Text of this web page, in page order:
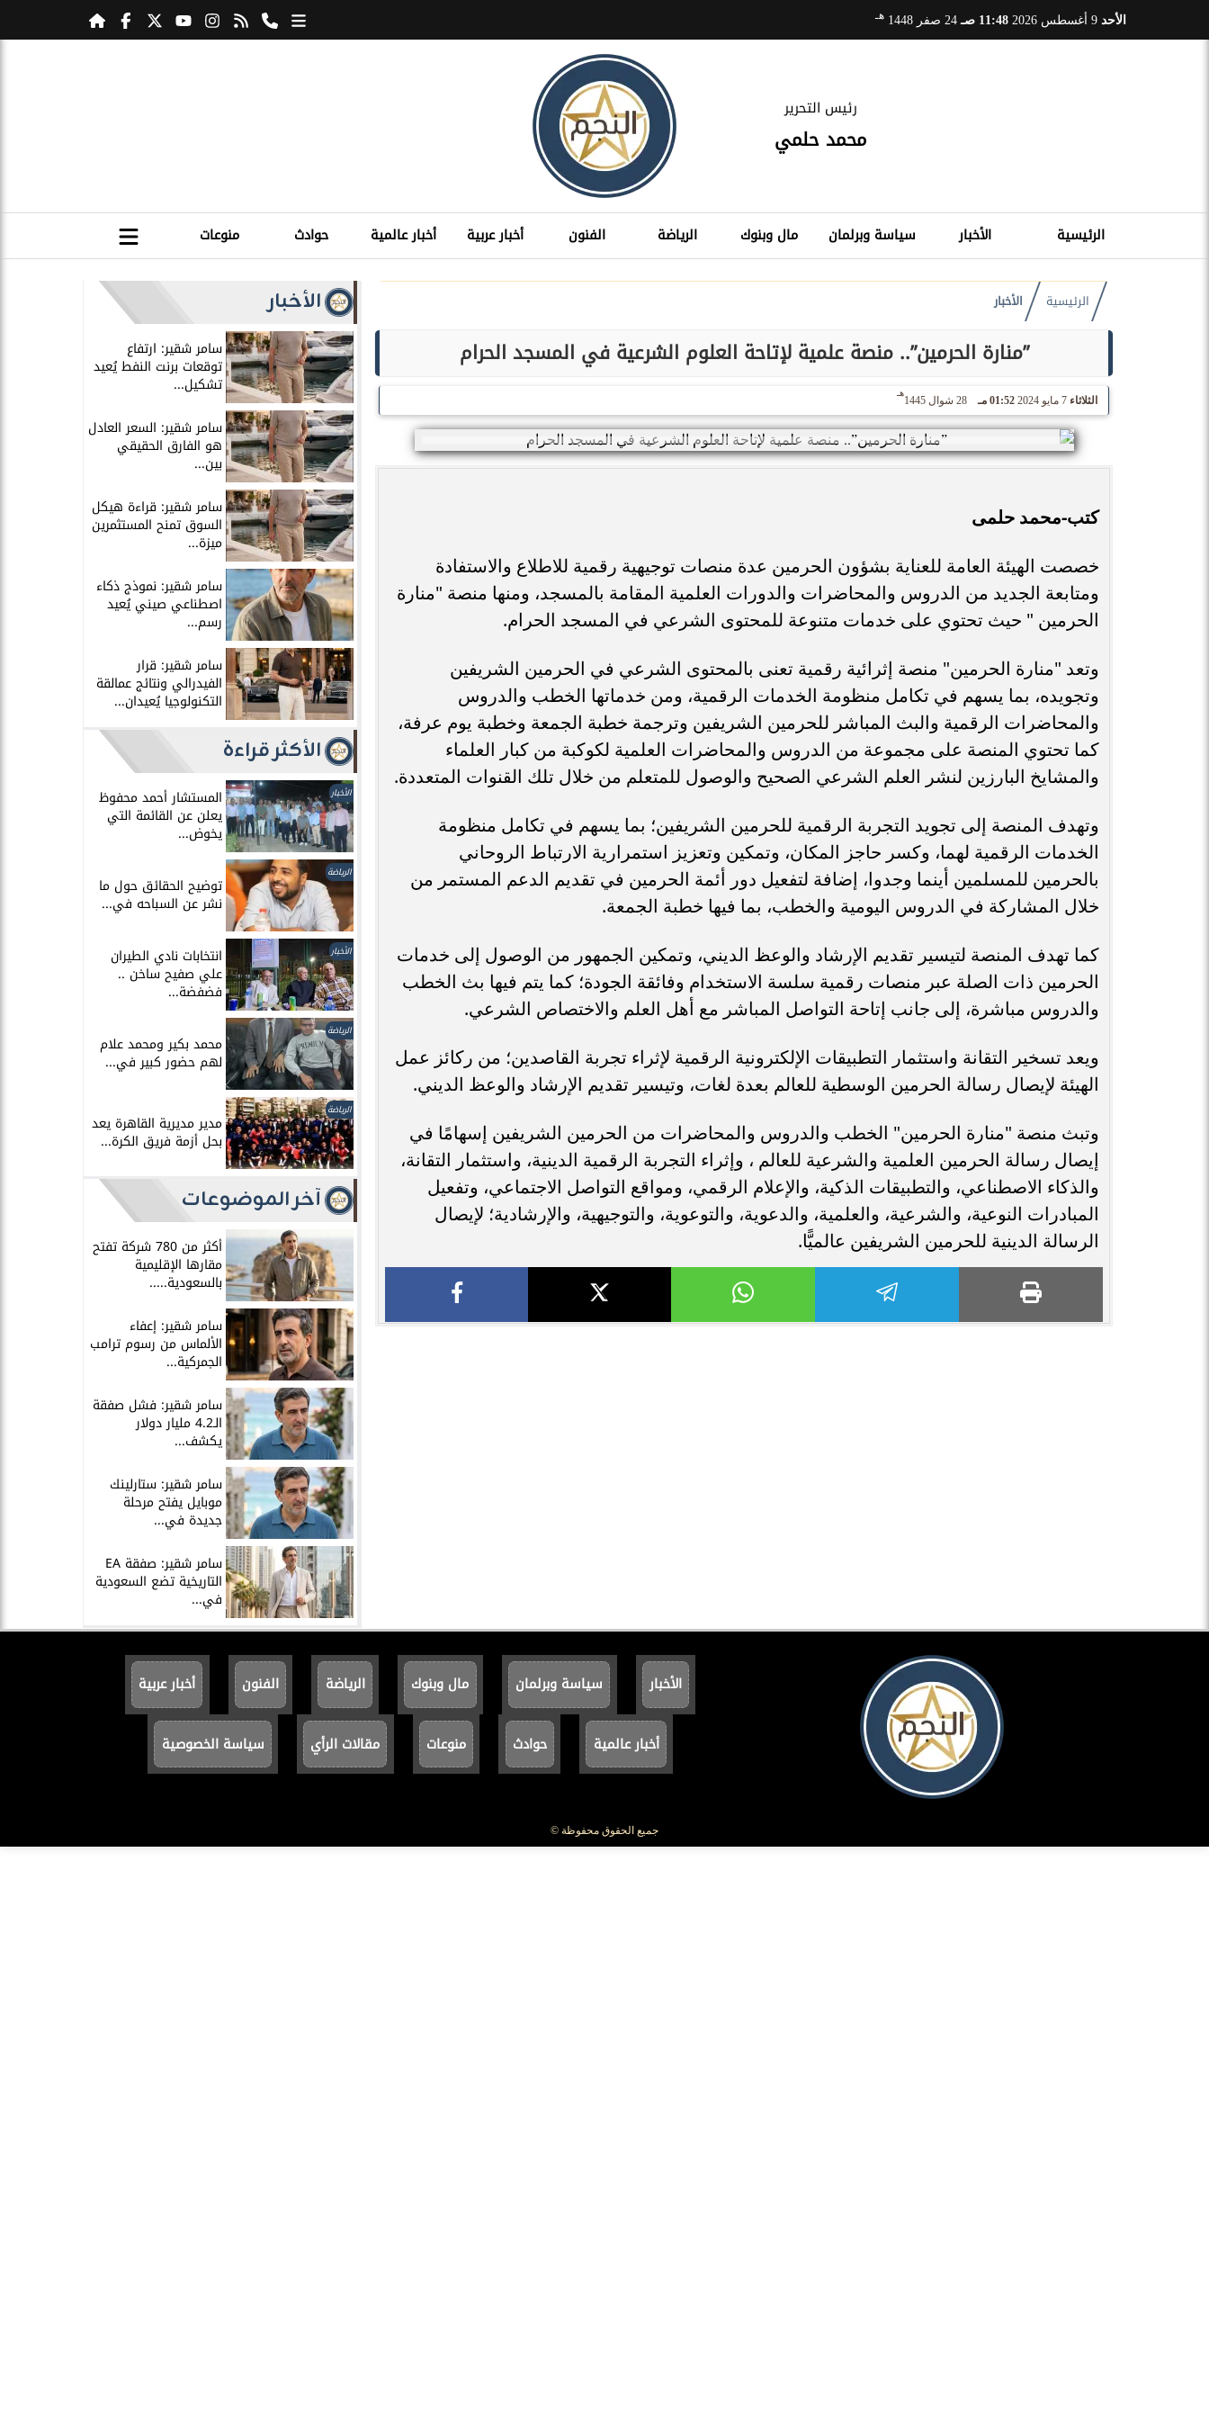
الأحد 11:48 صـ 24 صفر 1448 هـ
رئيس التحرير
محمد حلمي
الرئيسية الأخبار سياسة وبرلمان مال وبنوك الرياضة الفنون أخبار عربية أخبار عالمية حوادث منوعات
الرئيسية الأخبار
”منارة الحرمين”.. منصة علمية لإتاحة العلوم الشرعية في المسجد الحرام
الثلاثاء 7 مايو 2024 01:52 مـ 28 شوال 1445
هـ
كتب-محمد حلمى
خصصت الهيئة العامة للعناية بشؤون الحرمين عدة منصات توجيهية رقمية للاطلاع والاستفادة
ومتابعة الجديد من الدروس والمحاضرات والدورات العلمية المقامة بالمسجد، ومنها منصة "‫منارة
الحرمين " حيث تحتوي على خدمات متنوعة للمحتوى الشرعي في ‫المسجد الحرام.
وتعد "منارة الحرمين" منصة إثرائية رقمية تعنى بالمحتوى الشرعي في الحرمين الشريفين
وتجويده، بما يسهم في تكامل منظومة الخدمات الرقمية، ومن خدماتها الخطب والدروس
والمحاضرات الرقمية والبث المباشر للحرمين الشريفين وترجمة خطبة الجمعة وخطبة يوم عرفة،
كما تحتوي المنصة على مجموعة من الدروس والمحاضرات العلمية لكوكبة من كبار العلماء
والمشايخ البارزين لنشر العلم الشرعي الصحيح والوصول للمتعلم من خلال تلك القنوات المتعددة.
وتهدف المنصة إلى تجويد التجربة الرقمية للحرمين الشريفين؛ بما يسهم في تكامل منظومة
الخدمات الرقمية لهما، وكسر حاجز المكان، وتمكين وتعزيز استمرارية الارتباط الروحاني
بالحرمين للمسلمين أينما وجدوا، إضافة لتفعيل دور أئمة الحرمين في تقديم الدعم المستمر من
خلال المشاركة في الدروس اليومية والخطب، بما فيها خطبة الجمعة.
كما تهدف المنصة لتيسير تقديم الإرشاد والوعظ الديني، وتمكين الجمهور من الوصول إلى خدمات
الحرمين ذات الصلة عبر منصات رقمية سلسة الاستخدام وفائقة الجودة؛ كما يتم فيها بث الخطب
والدروس مباشرة، إلى جانب إتاحة التواصل المباشر مع أهل العلم والاختصاص الشرعي.
ويعد تسخير التقانة واستثمار التطبيقات الإلكترونية الرقمية لإثراء تجربة القاصدين؛ من ركائز عمل
الهيئة لإيصال رسالة الحرمين الوسطية للعالم بعدة لغات، وتيسير تقديم الإرشاد والوعظ الديني.
وتبث منصة "منارة الحرمين" الخطب والدروس والمحاضرات من الحرمين الشريفين إسهامًا في
إيصال رسالة الحرمين العلمية والشرعية للعالم ، وإثراء التجربة الرقمية الدينية، واستثمار التقانة،
والذكاء الاصطناعي، والتطبيقات الذكية، والإعلام الرقمي، ومواقع التواصل الاجتماعي، وتفعيل
المبادرات النوعية، والشرعية، والعلمية، والدعوية، والتوعوية، والتوجيهية، والإرشادية؛ لإيصال
الرسالة الدينية للحرمين الشريفين عالميًّا.
الأخبار
سامر شقير: ارتفاع
توقعات برنت النفط يُعيد
تشكيل...
سامر شقير: السعر العادل
هو الفارق الحقيقي
بين...
سامر شقير: قراءة هيكل
السوق تمنح المستثمرين
ميزة...
سامر شقير: نموذج ذكاء
اصطناعي صيني يُعيد
رسم...
سامر شقير: قرار
الفيدرالي ونتائج عمالقة
التكنولوجيا يُعيدان...
الأكثر قراءة
الأخبار المستشار أحمد محفوظ
يعلن عن القائمة التي
يخوض...
الرياضة
توضيح الحقائق حول ما
نشر عن السباحه في...
الأخبار انتخابات نادي الطيران
علي صفيح ساخن ..
فضفضة...
الرياضة
محمد بكير ومحمد علام
لهم حضور كبير في...
الرياضة
مدير مديرية القاهرة يعد
بحل أزمة فريق الكرة...
آخر الموضوعات
أكثر من 780 شركة تفتح
مقارها الإقليمية
بالسعودية.....
سامر شقير: إعفاء
الألماس من رسوم ترامب
الجمركية...
سامر شقير: فشل صفقة
الـ4.2 مليار دولار
يكشف...
سامر شقير: ستارلينك
موبايل يفتح مرحلة
جديدة في...
سامر شقير: صفقة EA
التاريخية تضع السعودية
في...
الأخبار سياسة وبرلمان مال وبنوك الرياضة الفنون أخبار عربية
أخبار عالمية حوادث منوعات مقالات الرأي سياسة الخصوصية
جميع الحقوق محفوظة ©